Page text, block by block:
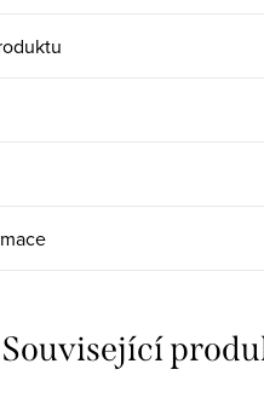
Související